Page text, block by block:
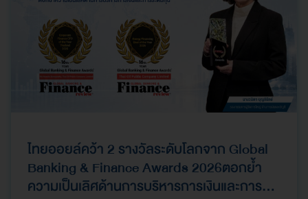
ไทยออยล์คว้า 2 รางวัลระดับโลกจาก Global
Banking & Finance Awards 2026ตอกย้ำ
ความเป็นเลิศด้านการบริหารการเงินและการ